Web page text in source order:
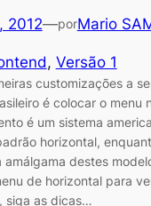
2012—porMario
, Versão 1
customizações a
é colocar o menu
é um sistema
horizontal,
amálgama destes
de horizontal para
siga as dicas…